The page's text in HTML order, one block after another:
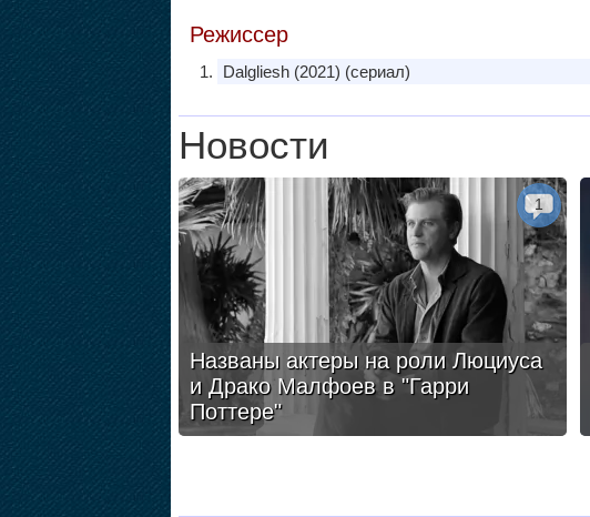
Режиссер
Dalgliesh (2021) (сериал)
Новости
Названы актеры на роли Люциуса
и Драко Малфоев в "Гарри
Поттере"
1